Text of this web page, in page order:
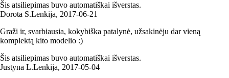
Šis atsiliepimas buvo automatiškai išverstas.
Dorota S.Lenkija, 2017‑06‑21
Graži ir, svarbiausia, kokybiška patalynė, užsakinėju dar vieną
komplektą kito modelio :)
Šis atsiliepimas buvo automatiškai išverstas.
Justyna L.Lenkija, 2017‑05‑04